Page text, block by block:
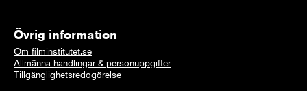
Övrig information
Om filminstitutet.se
Allmänna handlingar & personuppgifter
Tillgänglighetsredogörelse